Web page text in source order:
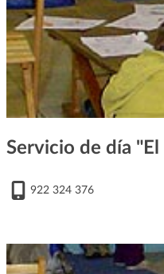
Servicio de día
922 324 376